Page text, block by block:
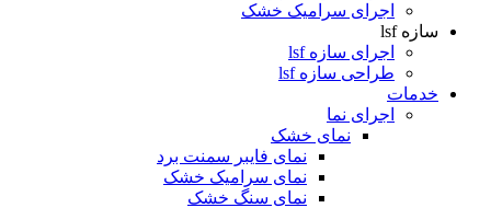
اجرای سرامیک خشک
سازه lsf
اجرای سازه lsf
طراحی سازه lsf
خدمات
اجرای نما
نمای خشک
نمای فایبر سمنت برد
نمای سرامیک خشک
نمای سنگ خشک